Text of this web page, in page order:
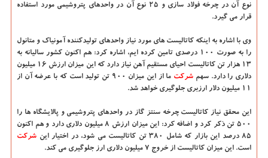
نوع آن در چرخه فولاد سازی و ۲۵ نوع آن در واحدهای پتروشیمی مورد استفاده
قرار می گیرد.
وی با اشاره به اینكه كاتالیست های مورد نیاز واحدهای تولیدكننده آمونیاك و متانول
را به صورت ۱۰۰ درصدی تامین كرده ایم، اشاره كرد: هم اكنون كشور سالیانه به
۱۳ هزار تن كاتالیست احیای مستقیم آهن نیاز دارد كه این میزان ارزش ۱۶ میلیون
دلاری را دارد. سهم شركت
ما از این میزان ۹۰۰ تن تولید است كه با عرضه آن از
۱۱ میلیون دلار ارزبری جلوگیری خواهد شد.
این محقق نیاز كاتالیست چرخه سنتز گاز در واحدهای پتروشیمی و پالایشگاه ها را
۵۰۰ تن ذكر كرد و اضافه كرد: این میزان ارزش ۸ میلیون دلاری دارد و هم اكنون
۸۵ درصد این بازار كه شامل ۳۸۰ تن كاتالیست می شود، در اختیار این
شركت
است. این میزان كاتالیست از خروج ۷ میلیون دلاری ارز جلوگیری می كند.